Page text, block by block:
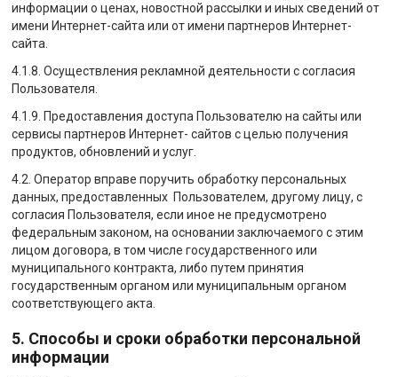
информации о ценах, новостной рассылки и иных сведений от
имени Интернет-сайта или от имени партнеров Интернет-
сайта.
4.1.8. Осуществления рекламной деятельности с согласия
Пользователя.
4.1.9. Предоставления доступа Пользователю на сайты или
сервисы партнеров Интернет- сайтов с целью получения
продуктов, обновлений и услуг.
4.2. Оператор вправе поручить обработку персональных
данных, предоставленных Пользователем, другому лицу, с
согласия Пользователя, если иное не предусмотрено
федеральным законом, на основании заключаемого с этим
лицом договора, в том числе государственного или
муниципального контракта, либо путем принятия
государственным органом или муниципальным органом
соответствующего акта.
5. Способы и сроки обработки персональной
информации